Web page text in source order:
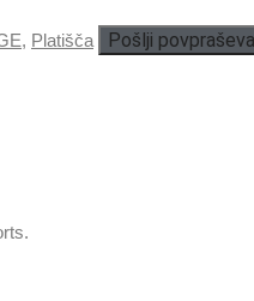
, Platišča Pošlji